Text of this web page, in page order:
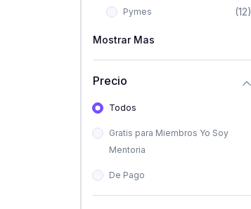
Pymes (12)
Mostrar Mas
Precio
Todos
Gratis para Miembros Yo Soy
Mentoria
De Pago